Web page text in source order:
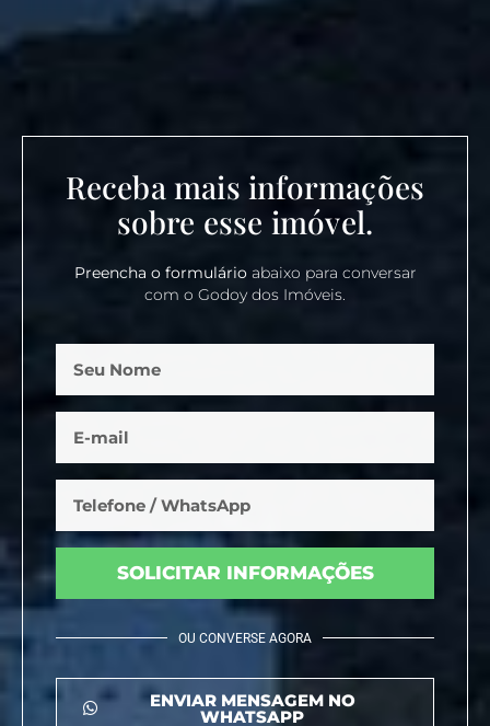
Receba mais informações
sobre esse imóvel.
Preencha o formulárioabaixo para conversar
com o Godoy dos Imóveis.
SOLICITAR INFORMAÇÕES
OU CONVERSE AGORA
ENVIAR MENSAGEM NO
WHATSAPP